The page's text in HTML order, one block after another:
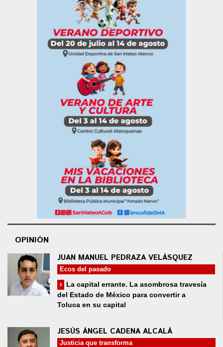
OPINIÓN
JUAN MANUEL PEDRAZA VELÁSQUEZ
Ecos del pasado
La capital errante. La asombrosa travesía
del Estado de México para convertir a
Toluca en su capital
JESÚS ÁNGEL CADENA ALCALÁ
Justicia que transforma